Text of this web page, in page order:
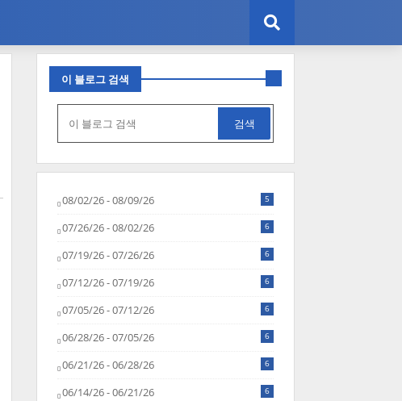
이 블로그 검색
08/02/26 - 08/09/26 5
07/26/26 - 08/02/26 6
07/19/26 - 07/26/26 6
07/12/26 - 07/19/26 6
07/05/26 - 07/12/26 6
06/28/26 - 07/05/26 6
06/21/26 - 06/28/26 6
06/14/26 - 06/21/26 6